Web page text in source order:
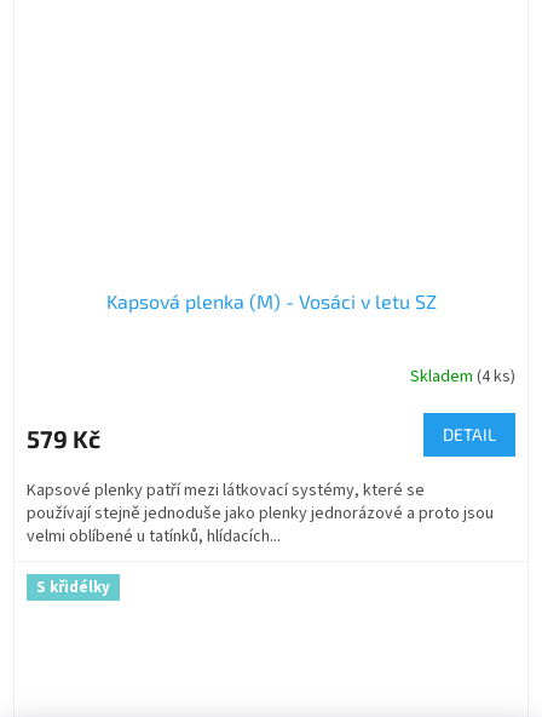
Kapsová plenka (M) - Vosáci v letu SZ
Skladem (4 ks)
579 Kč DETAIL
Kapsové plenky patří mezi látkovací systémy, které se
používají stejně jednoduše jako plenky jednorázové a proto jsou
velmi oblíbené u tatínků, hlídacích...
S křidélky